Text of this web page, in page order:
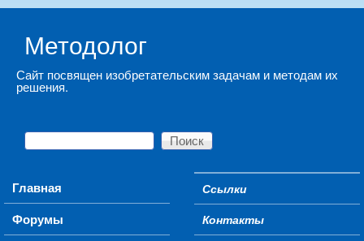
Методолог
Сайт посвящен изобретательским задачам и методам их
решения.
Форма поиска
Поиск
Main menu
Главная
Форумы
Secondary menu
Ссылки
Контакты